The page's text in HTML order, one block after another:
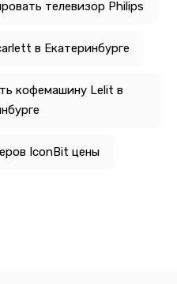
телевизор Philips
в Екатеринбурге
кофемашину Lelit в
IconBit цены